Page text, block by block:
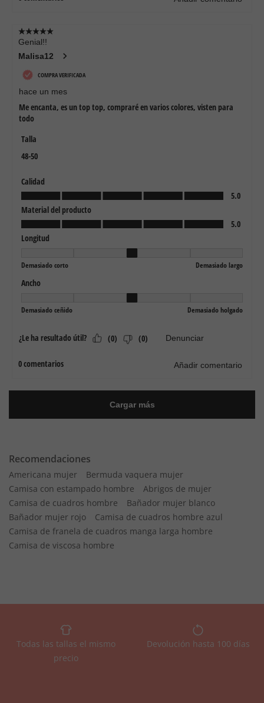
Recomendaciones
Americana mujer
Bermuda vaquera mujer
Camisa con estampado hombre
Abrigos de mujer
Camisa de cuadros hombre
Bañador mujer blanco
Bañador mujer rojo
Camisa de cuadros hombre azul
Camisa de franela de cuadros manga larga hombre
Camisa de viscosa hombre
Todas las tallas el mismo
precio
Devolución hasta 100 días